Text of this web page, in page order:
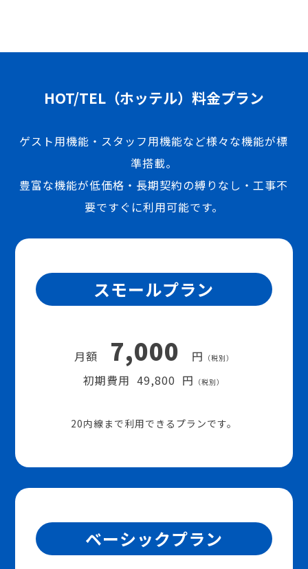
HOT/TEL（ホッテル）料金プラン
ゲスト用機能・スタッフ用機能など様々な機能が標
準搭載。
豊富な機能が低価格・長期契約の縛りなし・工事不
要ですぐに利用可能です。
スモールプラン
月額 7,000 円 （税別）
初期費用 49,800 円 （税別）
20内線まで利用できるプランです。
ベーシックプラン